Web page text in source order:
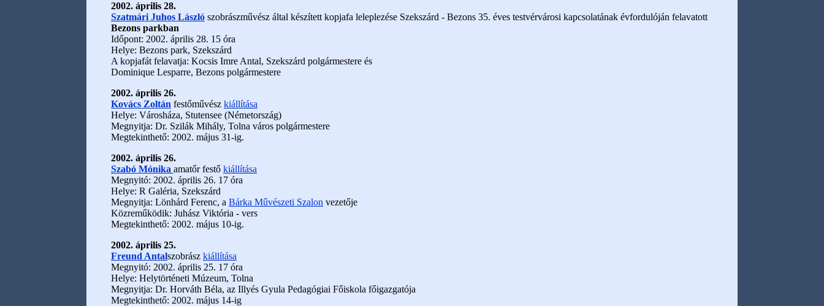
2002. április 28.
Szatmári Juhos László szobrászművész által készített kopjafa leleplezése Szekszárd - Bezons 35. éves testvérvárosi kapcsolatának évfordulóján felavatott
Bezons parkban
Időpont: 2002. április 28. 15 óra
Helye: Bezons park, Szekszárd
A kopjafát felavatja: Kocsis Imre Antal, Szekszárd polgármestere és
Dominique Lesparre, Bezons polgármestere
2002. április 26.
Kovács Zoltán festőművész kiállítása
Helye: Városháza, Stutensee (Németország)
Megnyitja: Dr. Szilák Mihály, Tolna város polgármestere
Megtekinthető: 2002. május 31-ig.
2002. április 26.
Szabó Mónika amatőr festő kiállítása
Megnyitó: 2002. április 26. 17 óra
Helye: R Galéria, Szekszárd
Megnyitja: Lönhárd Ferenc, a Bárka Művészeti Szalon vezetője
Közreműködik: Juhász Viktória - vers
Megtekinthető: 2002. május 10-ig.
2002. április 25.
Freund Antalszobrász kiállítása
Megnyitó: 2002. április 25. 17 óra
Helye: Helytörténeti Múzeum, Tolna
Megnyitja: Dr. Horváth Béla, az Illyés Gyula Pedagógiai Főiskola főigazgatója
Megtekinthető: 2002. május 14-ig